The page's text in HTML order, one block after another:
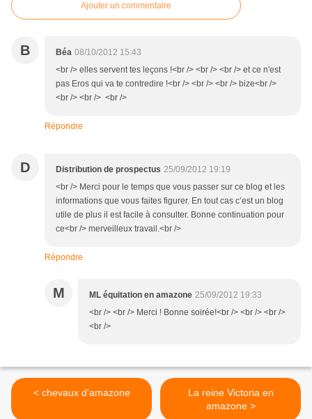
Ajouter un commentaire
B Béa 08/10/2012 15:43
<br /> elles servent tes leçons !<br /> <br /> <br /> et ce n'est
pas Eros qui va te contredire !<br /> <br /> <br /> bize<br />
<br /> <br /> <br />
Répondre
D Distribution de prospectus 25/09/2012 19:19
<br /> Merci pour le temps que vous passer sur ce blog et les
informations que vous faites figurer. En tout cas c’est un blog
utile de plus il est facile à consulter. Bonne continuation pour
ce<br /> merveilleux travail.<br />
Répondre
M ML équitation en amazone 25/09/2012 19:33
<br /> <br /> Merci ! Bonne soirée!<br /> <br /> <br />
<br />
< chevaux d'amazone
La reine Victoria en
amazone >